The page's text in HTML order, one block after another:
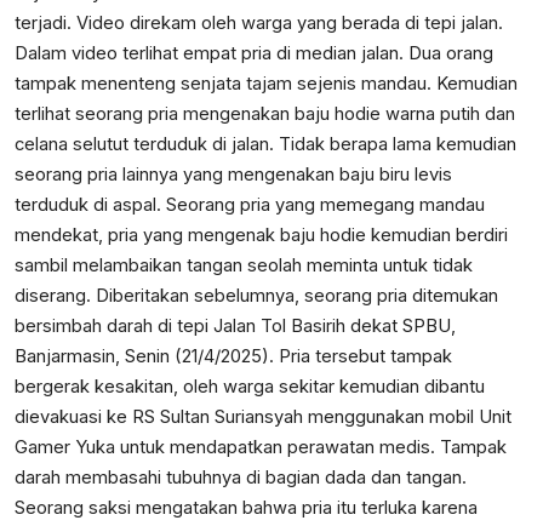
terjadi. Video direkam oleh warga yang berada di tepi jalan.
Dalam video terlihat empat pria di median jalan. Dua orang
tampak menenteng senjata tajam sejenis mandau. Kemudian
terlihat seorang pria mengenakan baju hodie warna putih dan
celana selutut terduduk di jalan. Tidak berapa lama kemudian
seorang pria lainnya yang mengenakan baju biru levis
terduduk di aspal. Seorang pria yang memegang mandau
mendekat, pria yang mengenak baju hodie kemudian berdiri
sambil melambaikan tangan seolah meminta untuk tidak
diserang. Diberitakan sebelumnya, seorang pria ditemukan
bersimbah darah di tepi Jalan Tol Basirih dekat SPBU,
Banjarmasin, Senin (21/4/2025). Pria tersebut tampak
bergerak kesakitan, oleh warga sekitar kemudian dibantu
dievakuasi ke RS Sultan Suriansyah menggunakan mobil Unit
Gamer Yuka untuk mendapatkan perawatan medis. Tampak
darah membasahi tubuhnya di bagian dada dan tangan.
Seorang saksi mengatakan bahwa pria itu terluka karena